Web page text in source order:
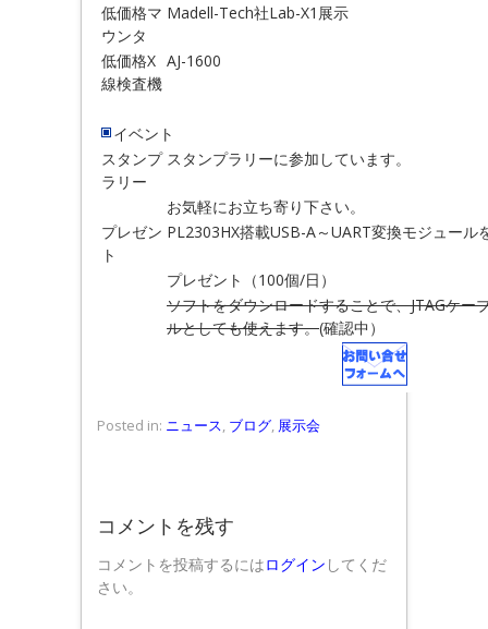
低価格マ
ウンタ
Madell-Tech社Lab-X1展示
低価格X
線検査機
AJ-1600
イベント
スタンプ
ラリー
スタンプラリーに参加しています。
お気軽にお立ち寄り下さい。
プレゼン
ト
PL2303HX搭載USB-A～UART変換モジュール
プレゼント（100個/日）
ソフトをダウンロードすることで、JTAGケー
ルとしても使えます。(確認中）
Posted in: ニュース ブログ 展示会
コメントを残す
コメントを投稿するにはログイン してくだ
さい。